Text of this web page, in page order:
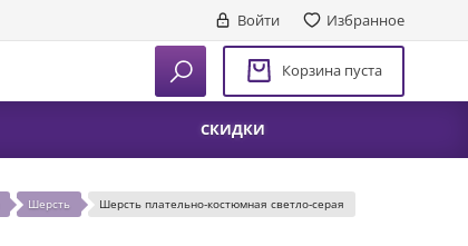
Войти Избранное
Корзина пуста
СКИДКИ
Шерсть Шерсть плательно-костюмная светло-серая